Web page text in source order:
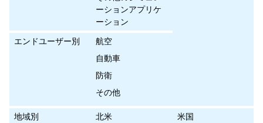
ーションアプリケ
ーション
エンドユーザー別
航空
自動車
防衛
その他
地域別 北米
米国